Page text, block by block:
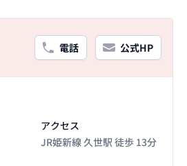
電話 公式HP
アクセス
JR姫新線 久世駅 徒歩 13分